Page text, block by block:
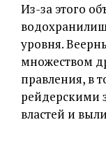
Из-за этого
уровня.
множеством
правления, в
рейдерскими
властей и